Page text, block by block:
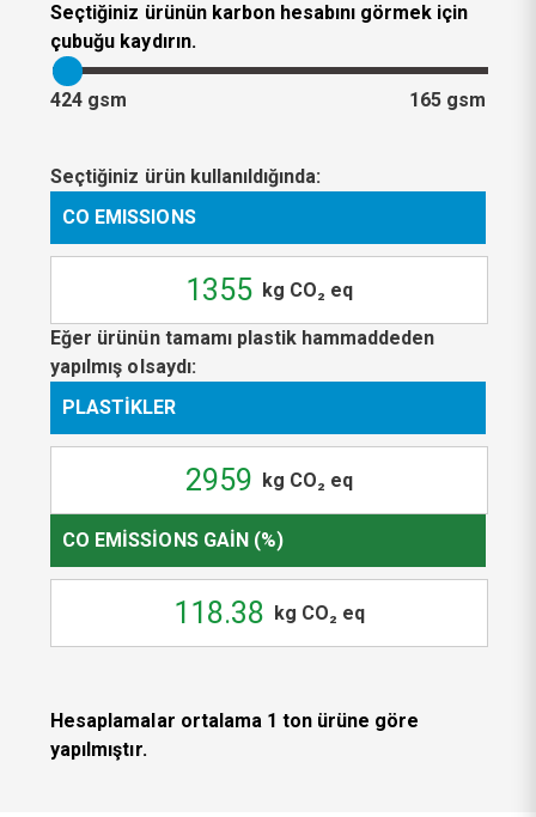
Seçtiğiniz ürünün karbon hesabını görmek için
çubuğu kaydırın.
424 gsm 165 gsm
Seçtiğiniz ürün kullanıldığında:
CO EMISSIONS
1355kg CO₂ eq
Eğer ürünün tamamı plastik hammaddeden
yapılmış olsaydı:
PLASTIKLER
2959 kg CO₂ eq
CO EMISSIONS GAIN (%)
118.38 kg CO₂ eq
Hesaplamalar ortalama 1 ton ürüne göre
yapılmıştır.